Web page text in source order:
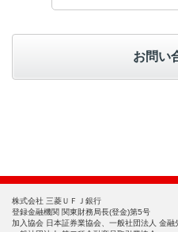
お問い
株式会社 三菱ＵＦＪ銀行
登録金融機関 関東財務局長(登金)第5号
加入協会 日本証券業協会、一般社団法人 金融